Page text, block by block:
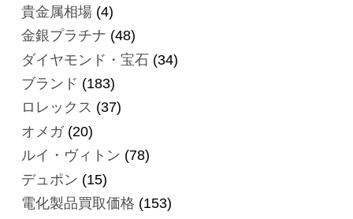
貴金属相場(4)
金銀プラチナ (48)
ダイヤモンド・宝石(34)
ブランド (183)
ロレックス (37)
オメガ(20)
ルイ・ヴィトン (78)
デュポン (15)
電化製品買取価格 (153)